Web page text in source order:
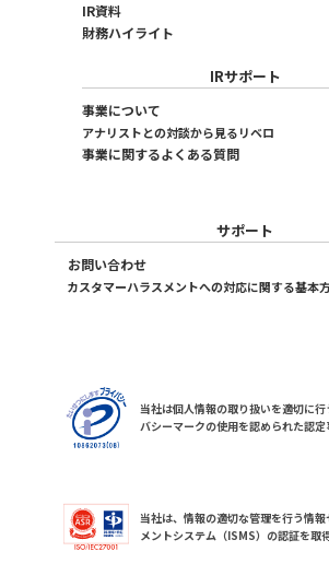
IR資料
財務ハイライト
IRサポート
事業について
アナリストとの対談から見るリベロ
事業に関するよくある質問
サポート
お問い合わせ
カスタマーハラスメントへの対応に関する基本
当社は個人情報の取り扱いを適切に
バシーマークの使用を認められた認定
当社は、情報の適切な管理を行う情
メントシステム（ISMS）の認証を取